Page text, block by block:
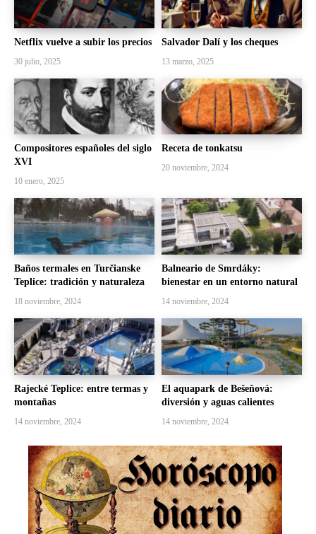
Netflix vuelve a subir los precios
30 julio, 2025
Salvador Dalí y los cheques
13 marzo, 2025
Compositores españoles del siglo
XVI
10 enero, 2025
Receta de tonkatsu
20 noviembre, 2024
Baños termales en Turčianske
Teplice: tradición y naturaleza
18 noviembre, 2024
Balneario de Smrdáky:
bienestar en un entorno natural
14 noviembre, 2024
Rajecké Teplice: entre termas y
montañas
14 noviembre, 2024
El aquapark de Bešeňová:
diversión y aguas calientes
14 noviembre, 2024